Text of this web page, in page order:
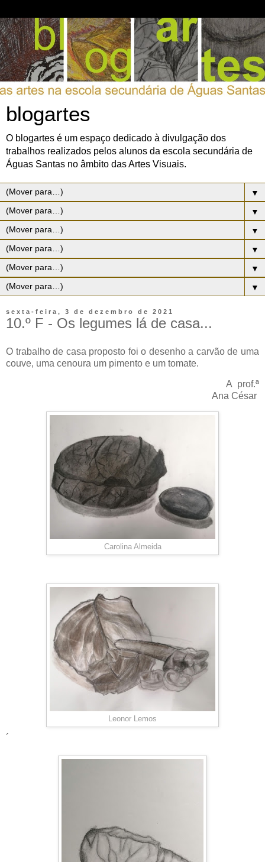
blogartes
O blogartes é um espaço dedicado à divulgação dos
trabalhos realizados pelos alunos da escola secundária de
Águas Santas no âmbito das Artes Visuais.
▼
▼
▼
▼
▼
▼
sexta-feira, 3 de dezembro de 2021
10.º F - Os legumes lá de casa...
O trabalho de casa proposto foi o desenho a carvão de uma
couve, uma cenoura um pimento e um tomate.
A prof.ª
Ana César
Carolina Almeida
Leonor Lemos
´